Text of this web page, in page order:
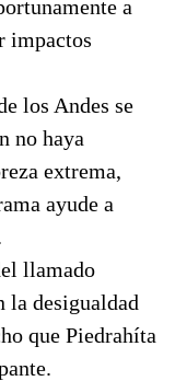
a
impactos
los Andes se
no haya
extrema,
ayude a
llamado
la desigualdad
que Piedrahíta